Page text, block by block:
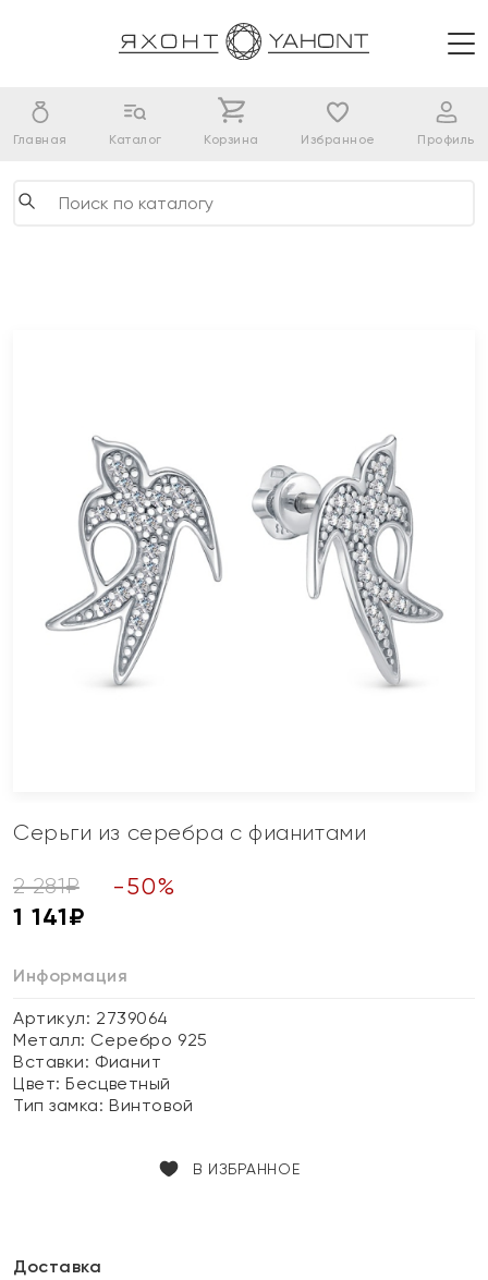
Главная Каталог Корзина Избранное Профиль
Серьги из серебра с фианитами
2 281₽ -50%
1 141₽
Информация
Артикул: 2739064
Металл: Серебро 925
Вставки: Фианит
Цвет:Бесцветный
Тип замка:Винтовой
В ИЗБРАННОЕ
Доставка